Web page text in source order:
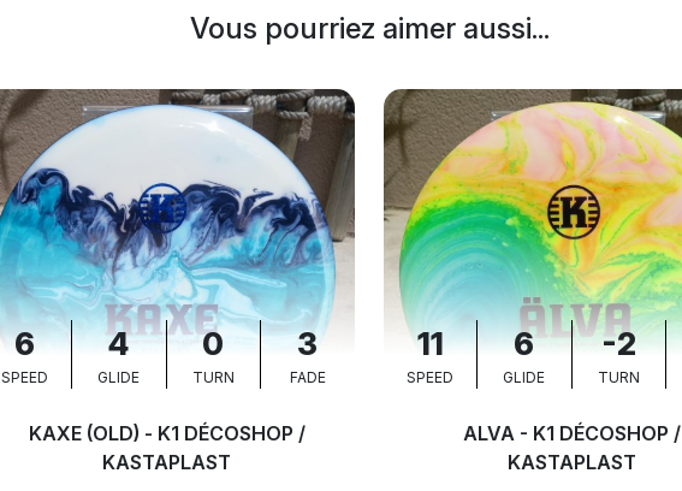
Vous pourriez aimer aussi...
6
SPEED
4
GLIDE
0
TURN
3
FADE
KAXE (OLD) - K1 DÉCOSHOP /
KASTAPLAST
11
SPEED
6
GLIDE
-2
TURN
ALVA - K1 DÉCOSHOP /
KASTAPLAST